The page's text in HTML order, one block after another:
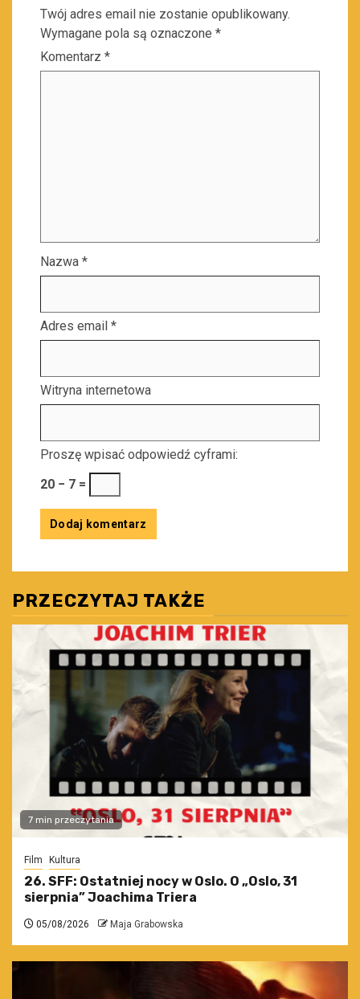
Twój adres email nie zostanie opublikowany.
Wymagane pola są oznaczone *
Komentarz *
Nazwa *
Adres email *
Witryna internetowa
Proszę wpisać odpowiedź cyframi:
20 − 7 =
PRZECZYTAJ TAKŻE
7 min przeczytania
Film Kultura
26. SFF: Ostatniej nocy w Oslo. O „Oslo, 31
sierpnia” Joachima Triera
05/08/2026 Maja Grabowska